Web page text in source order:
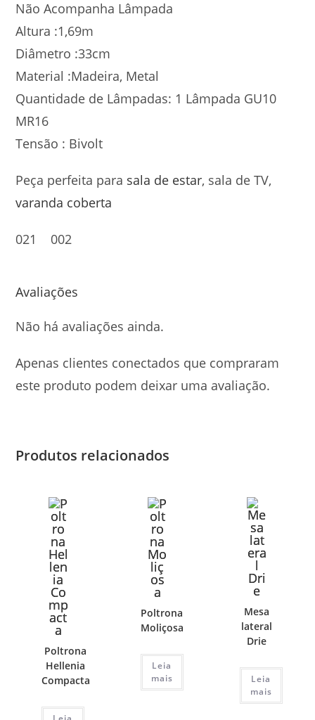
Não Acompanha Lâmpada
Altura :1,69m
Diâmetro :33cm
Material :Madeira, Metal
Quantidade de Lâmpadas: 1 Lâmpada GU10
MR16
Tensão : Bivolt
Peça perfeita para sala de estar, sala de TV,
varanda coberta
021 002
Avaliações
Não há avaliações ainda.
Apenas clientes conectados que compraram
este produto podem deixar uma avaliação.
Produtos relacionados
Poltrona
Hellenia
Compacta
Poltrona
Moliçosa
Leia
mais
Mesa
lateral
Drie
Leia
mais